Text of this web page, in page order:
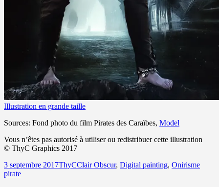
Illustration en grande taille
Sources: Fond photo du film Pirates des Caraïbes, Model
Vous n’êtes pas autorisé à utiliser ou redistribuer cette illustration
© ThyC Graphics 2017
Publié
le
3 septembre 2017Auteur
ThyCCatégories
Clair Obscur, Digital painting, OnirismeMots-
pirate